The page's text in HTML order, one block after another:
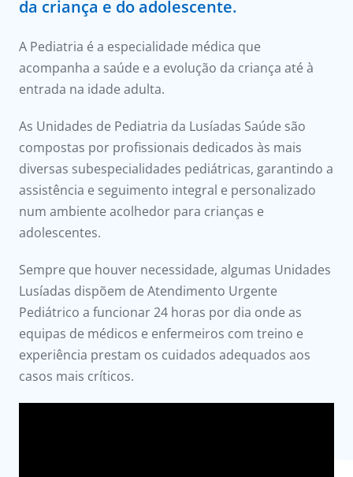
Sport
a nós
da criança e do adolescente.
A Pediatria é a especialidade médica que
acompanha a saúde e a evolução da criança até à
entrada na idade adulta.
As Unidades de Pediatria da Lusíadas Saúde são
compostas por profissionais dedicados às mais
diversas subespecialidades pediátricas, garantindo a
assistência e seguimento integral e personalizado
num ambiente acolhedor para crianças e
adolescentes.
Sempre que houver necessidade, algumas Unidades
Lusíadas dispõem de Atendimento Urgente
Pediátrico a funcionar 24 horas por dia onde as
equipas de médicos e enfermeiros com treino e
experiência prestam os cuidados adequados aos
casos mais críticos.